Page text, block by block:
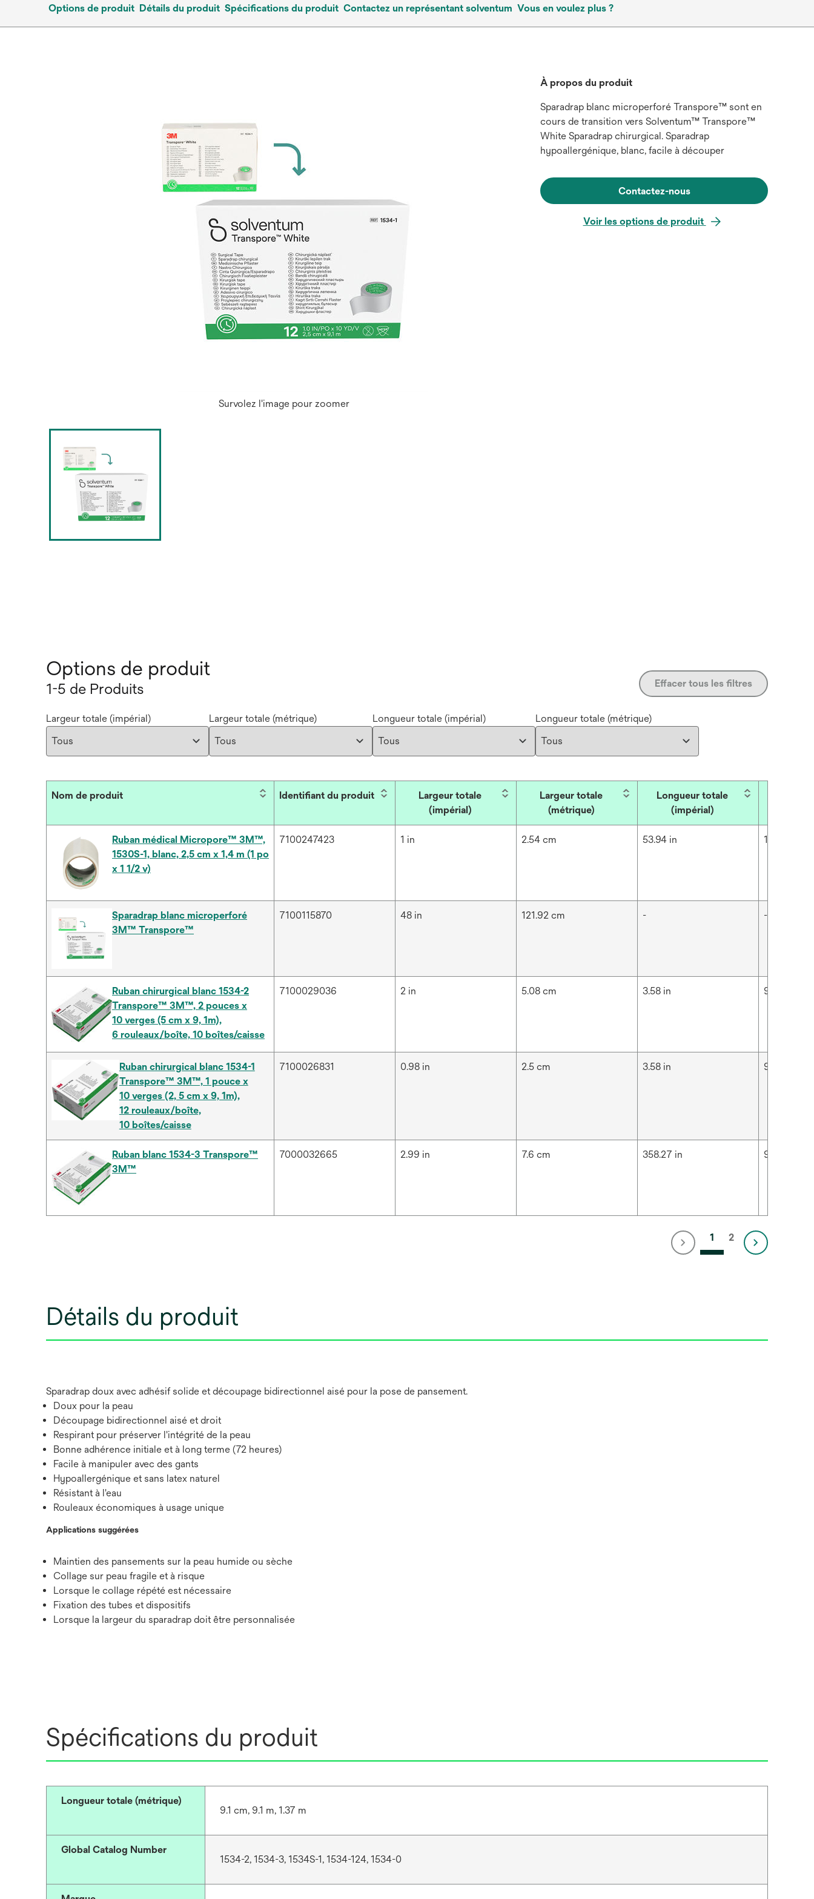
Options de produit Détails du produit Spécifications du produit Contactez un représentant solventum Vous en voulez plus ?
Survolez l'image pour zoomer
À propos du produit
Sparadrap blanc microperforé Transpore™ sont en
cours de transition vers Solventum™ Transpore™
White Sparadrap chirurgical. Sparadrap
hypoallergénique, blanc, facile à découper
Contactez-nous
Voir les options de produit
Options de produit
1-5 de Produits Effacer tous les filtres
Largeur totale (impérial) Largeur totale (métrique) Longueur totale (impérial) Longueur totale (métrique)
Nom de produit Identifiant du produit
Largeur totale
(impérial)
Largeur totale
(métrique)
Longueur totale
(impérial)
Ruban médical Micropore™ 3M™,
1530S-1, blanc, 2,5 cm x 1,4 m (1 po
x 1 1/2 v)
7100247423 1 in 2.54 cm 53.94 in 1.37 m
Sparadrap blanc microperforé
3M™ Transpore™
7100115870 48 in 121.92 cm - -
Ruban chirurgical blanc 1534-2
Transpore™ 3M™, 2 pouces x
10 verges (5 cm x 9, 1m),
6 rouleaux/boîte, 10 boîtes/caisse
7100029036 2 in 5.08 cm 3.58 in 9.1 cm
Ruban chirurgical blanc 1534-1
Transpore™ 3M™, 1 pouce x
10 verges (2, 5 cm x 9, 1m),
12 rouleaux/boîte,
10 boîtes/caisse
7100026831 0.98 in 2.5 cm 3.58 in 9.1 cm
Ruban blanc 1534-3 Transpore™
3M™
7000032665 2.99 in 7.6 cm 358.27 in 9.1 m
1 2
Détails du produit
Sparadrap doux avec adhésif solide et découpage bidirectionnel aisé pour la pose de pansement.
Doux pour la peau
Découpage bidirectionnel aisé et droit
Respirant pour préserver l'intégrité de la peau
Bonne adhérence initiale et à long terme (72 heures)
Facile à manipuler avec des gants
Hypoallergénique et sans latex naturel
Résistant à l'eau
Rouleaux économiques à usage unique
Applications suggérées
Maintien des pansements sur la peau humide ou sèche
Collage sur peau fragile et à risque
Lorsque le collage répété est nécessaire
Fixation des tubes et dispositifs
Lorsque la largeur du sparadrap doit être personnalisée
Spécifications du produit
Longueur totale (métrique)
9.1 cm, 9.1 m, 1.37 m
Global Catalog Number
1534-2, 1534-3, 1534S-1, 1534-124, 1534-0